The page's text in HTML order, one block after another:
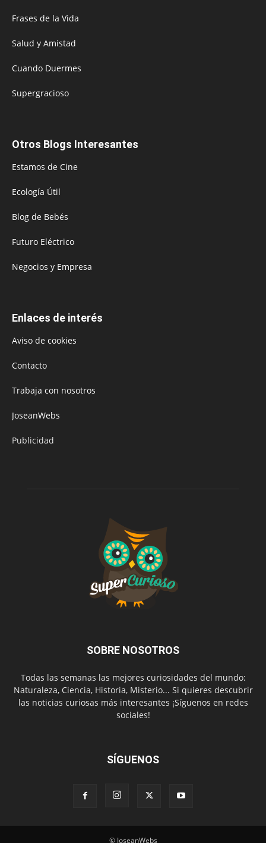
Frases de la Vida
Salud y Amistad
Cuando Duermes
Supergracioso
Otros Blogs Interesantes
Estamos de Cine
Ecología Útil
Blog de Bebés
Futuro Eléctrico
Negocios y Empresa
Enlaces de interés
Aviso de cookies
Contacto
Trabaja con nosotros
JoseanWebs
Publicidad
SOBRE NOSOTROS
Todas las semanas las mejores curiosidades del mundo:
Naturaleza, Ciencia, Historia, Misterio... Si quieres descubrir
las noticias curiosas más interesantes ¡Síguenos en redes
sociales!
SÍGUENOS
© JoseanWebs